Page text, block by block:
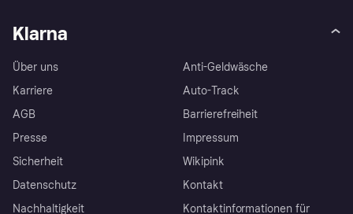
Klarna
Über uns
Karriere
AGB
Presse
Sicherheit
Datenschutz
Nachhaltigkeit
Anti-Geldwäsche
Auto-Track
Barrierefreiheit
Impressum
Wikipink
Kontakt
Kontaktinformationen für